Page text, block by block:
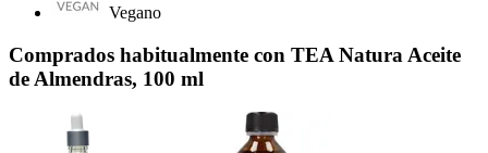
Vegano
Comprados habitualmente con TEA Natura Aceite
de Almendras, 100 ml